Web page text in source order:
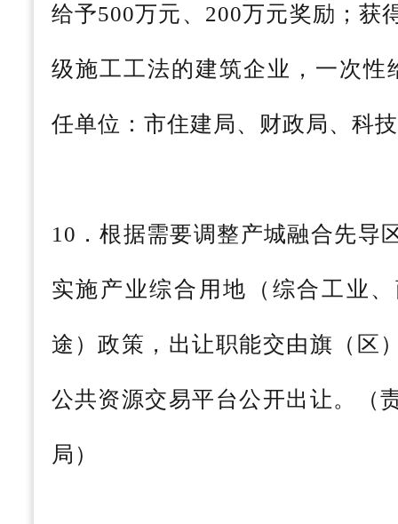
给予500万元、200万元奖励；获
级施工工法的建筑企业，一次性
任单位：市住建局、财政局、科
10．根据需要调整产城融合先导
实施产业综合用地（综合工业
途）政策，出让职能交由旗（区
公共资源交易平台公开出让。（
局）